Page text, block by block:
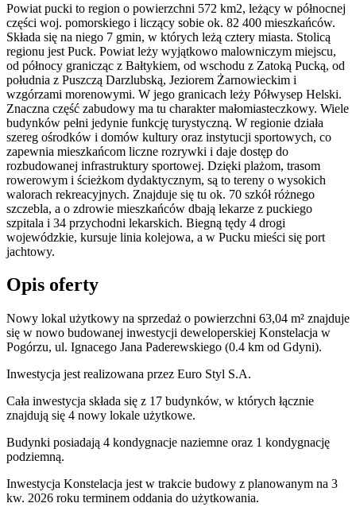
Powiat pucki to region o powierzchni 572 km2, leżący w północnej
części woj. pomorskiego i liczący sobie ok. 82 400 mieszkańców.
Składa się na niego 7 gmin, w których leżą cztery miasta. Stolicą
regionu jest Puck. Powiat leży wyjątkowo malowniczym miejscu,
od północy granicząc z Bałtykiem, od wschodu z Zatoką Pucką, od
południa z Puszczą Darzlubską, Jeziorem Żarnowieckim i
wzgórzami morenowymi. W jego granicach leży Półwysep Helski.
Znaczna część zabudowy ma tu charakter małomiasteczkowy. Wiele
budynków pełni jedynie funkcję turystyczną. W regionie działa
szereg ośrodków i domów kultury oraz instytucji sportowych, co
zapewnia mieszkańcom liczne rozrywki i daje dostęp do
rozbudowanej infrastruktury sportowej. Dzięki plażom, trasom
rowerowym i ścieżkom dydaktycznym, są to tereny o wysokich
walorach rekreacyjnych. Znajduje się tu ok. 70 szkół różnego
szczebla, a o zdrowie mieszkańców dbają lekarze z puckiego
szpitala i 34 przychodni lekarskich. Biegną tędy 4 drogi
wojewódzkie, kursuje linia kolejowa, a w Pucku mieści się port
jachtowy.
Opis oferty
Nowy lokal użytkowy na sprzedaż o powierzchni 63,04 m² znajduje
się w nowo budowanej inwestycji deweloperskiej Konstelacja w
Pogórzu, ul. Ignacego Jana Paderewskiego (0.4 km od Gdyni).
Inwestycja jest realizowana przez Euro Styl S.A.
Cała inwestycja składa się z 17 budynków, w których łącznie
znajdują się 4 nowy lokale użytkowe.
Budynki posiadają 4 kondygnacje naziemne oraz 1 kondygnację
podziemną.
Inwestycja Konstelacja jest w trakcie budowy z planowanym na 3
kw. 2026 roku terminem oddania do użytkowania.